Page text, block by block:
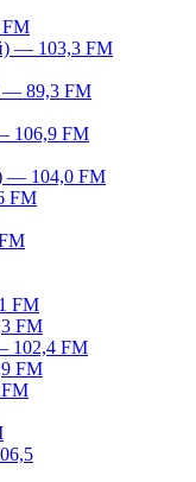
FM
— 103,3 FM
— 89,3 FM
106,9 FM
— 104,0 FM
FM
FM
FM
102,4 FM
FM